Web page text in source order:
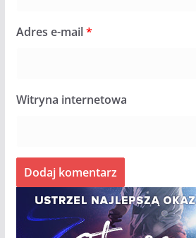
Adres e-mail*
Witryna internetowa